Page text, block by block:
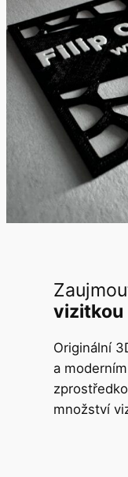
vizitkou
Originální
a
množství